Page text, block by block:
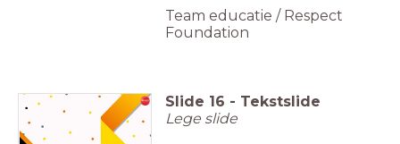
Team educatie / Respect
Foundation
Slide 16 - Tekstslide
Lege slide